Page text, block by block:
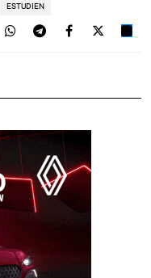
ESTUDIEN